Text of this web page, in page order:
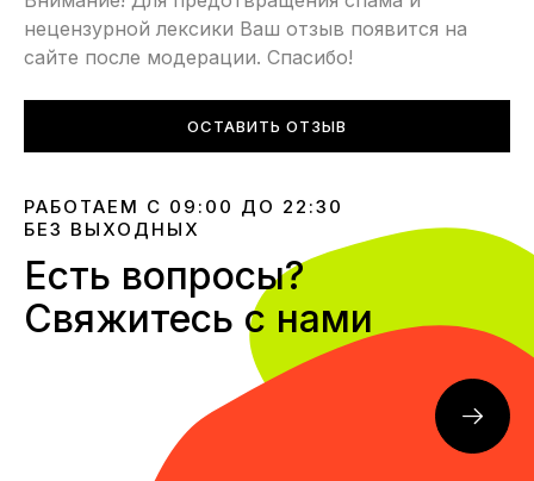
нецензурной лексики Ваш отзыв появится на
сайте после модерации. Спасибо!
ОСТАВИТЬ ОТЗЫВ
РАБОТАЕМ С 09:00 ДО 22:30
БЕЗ ВЫХОДНЫХ
Есть вопросы?
Свяжитесь с нами